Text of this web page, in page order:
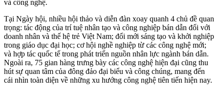
và công nghệ.
Tại Ngày hội, nhiều hội thảo và diễn đàn xoay quanh 4 chủ đề quan
trọng: tác động của trí tuệ nhân tạo và công nghiệp bán dẫn đối với
doanh nhân và thế hệ trẻ Việt Nam; đổi mới sáng tạo và khởi nghiệp
trong giáo dục đại học; cơ hội nghề nghiệp từ các công nghệ mới;
và hợp tác quốc tế trong phát triển nguồn nhân lực ngành bán dẫn.
Ngoài ra, 75 gian hàng trưng bày các công nghệ hiện đại cũng thu
hút sự quan tâm của đông đảo đại biểu và công chúng, mang đến
cái nhìn toàn diện về những xu hướng công nghệ tiên tiến hiện nay.